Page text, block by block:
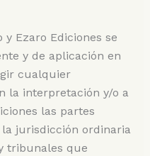
Ezaro Ediciones se
y de aplicación en
cualquier
la interpretación y/o a
las partes
jurisdicción ordinaria
tribunales que